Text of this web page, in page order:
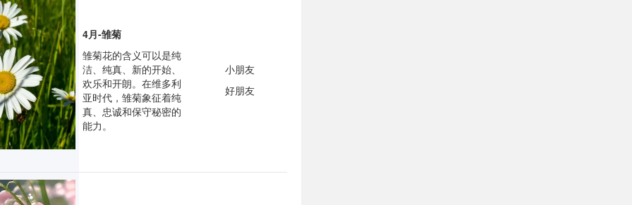
4月-雏菊
雏菊花的含义可以是纯
洁、纯真、新的开始、
欢乐和开朗。在维多利
亚时代，雏菊象征着纯
真、忠诚和保守秘密的
能力。
小朋友
好朋友